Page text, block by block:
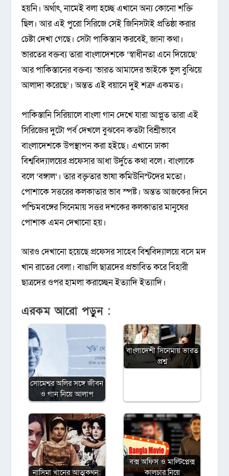
হয়নি। অর্থাৎ, নামেই বলা হচ্ছে এখানে অন্য কোনো শক্তি
ছিল। আর এই পুরো সিরিজে সেই জিনিসটাই প্রতিষ্ঠা করার
চেষ্টা দেখা গেছে। সেটা পাকিস্তান করবেই, জানা কথা।
ভারতের বক্তব্য তারা বাংলাদেশকে ‘স্বাধীনতা এনে দিয়েছে’
আর পাকিস্তানের বক্তব্য ‘ভারত আমাদের ভাইকে ভুল বুঝিয়ে
আলাদা করেছে’। অন্তত এই বয়ানে দুই শত্রু একমত।
পাকিস্তানি সিরিয়ালে বাংলা গান দেখে যারা আপ্লুত তারা এই
সিরিজের দুটো পর্ব দেখলে বুঝবেন কতটা বিশ্রীভাবে
বাংলাদেশকে উপস্থাপন করা হইছে। এখানে ঢাকা
বিশ্ববিদ্যালয়ের প্রফেসার আধা উর্দুতে কথা বলে। বাংলাকে
বলে ‘বঙ্গাল’। তার বক্তৃতার ভাষা কমিউনিস্টদের মতো।
পোশাকে সত্তরের কলকাতার ভাব স্পষ্ট। অন্তত আজকের দিনে
পশ্চিমবঙ্গের সিনেমায় সত্তর দশকের কলকাতার মানুষের
পোশাক এমন দেখানো হয়।
আরও দেখানো হয়েছে প্রফেসর সাহেব বিশ্ববিদ্যালয়ে বসে মদ
খান রাতের বেলা। বাঙালি ছাত্রদের প্রভাবিত করে বিহারী
ছাত্রদের ওপর হামলা করাচ্ছেন ইত্যাদি ইত্যাদি।
এরকম আরো পড়ুন :
সোমেশ্বর অলির সঙ্গে জীবন
ও গান নিয়ে আলাপ
বাংলাদেশী সিনেমায় ভারত
প্রশ্ন
নাসিমা খানের আত্মকথন:
বক্স অফিস ও মাল্টিপ্লেক্স
কালচার নিয়ে